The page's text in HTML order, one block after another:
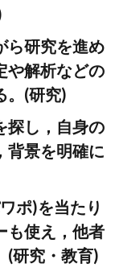
ら研究を進め
や解析などの
。(研究)
探し，自身の
背景を明確に
ポ)を当たり
も使え，他者
(研究・教育)